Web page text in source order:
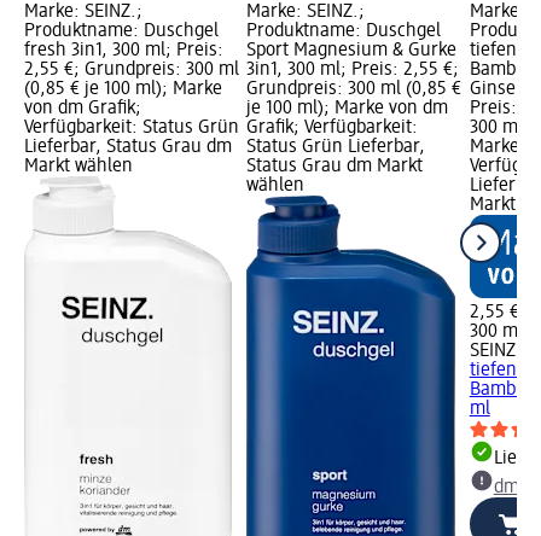
Marke: SEINZ.;
Produktname: Duschgel
fresh 3in1, 300 ml; Preis:
2,55 €; Grundpreis: 300 ml
(0,85 € je 100 ml); Marke
von dm Grafik;
Verfügbarkeit: Status Grün
Lieferbar, Status Grau dm
Markt wählen
Marke: SEINZ.;
Produktname: Duschgel
Sport Magnesium & Gurke
3in1, 300 ml; Preis: 2,55 €;
Grundpreis: 300 ml (0,85 €
je 100 ml); Marke von dm
Grafik; Verfügbarkeit:
Status Grün Lieferbar,
Status Grau dm Markt
wählen
Marke:
Ginseng
Preis:
300 ml
Marke
Markt
2,55 €
300 ml
SEINZ.
ml
dm